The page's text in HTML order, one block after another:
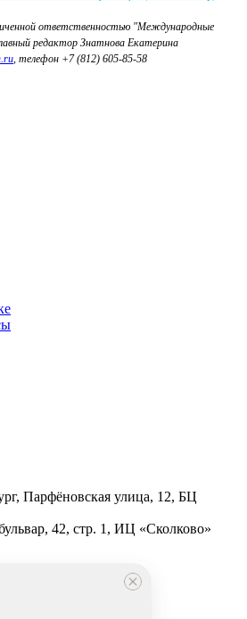
ответственностью "Международные
редактор Знатнова Екатерина
, телефон +7 (812) 605-85-58
, Парфёновская улица, 12, БЦ
42, стр. 1, ИЦ «Сколково»